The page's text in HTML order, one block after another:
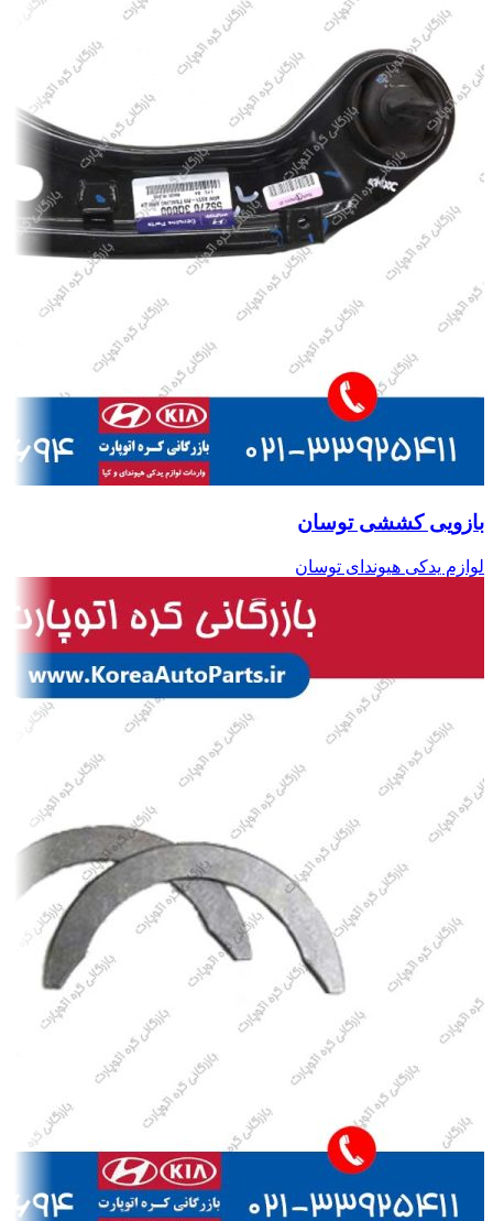
بازویی کششی توسان
لوازم یدکی هیوندای توسان